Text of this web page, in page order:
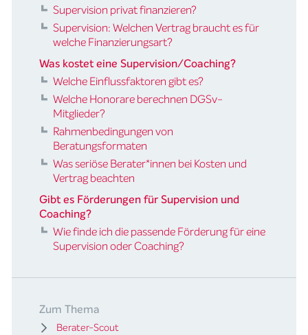
Supervision privat finanzieren?
Supervision: Welchen Vertrag braucht es für
welche Finanzierungsart?
Was kostet eine Supervision/Coaching?
Welche Einflussfaktoren gibt es?
Welche Honorare berechnen DGSv-
Mitglieder?
Rahmenbedingungen von
Beratungsformaten
Was seriöse Berater*innen bei Kosten und
Vertrag beachten
Gibt es Förderungen für Supervision und
Coaching?
Wie finde ich die passende Förderung für eine
Supervision oder Coaching?
Zum Thema
Berater-Scout